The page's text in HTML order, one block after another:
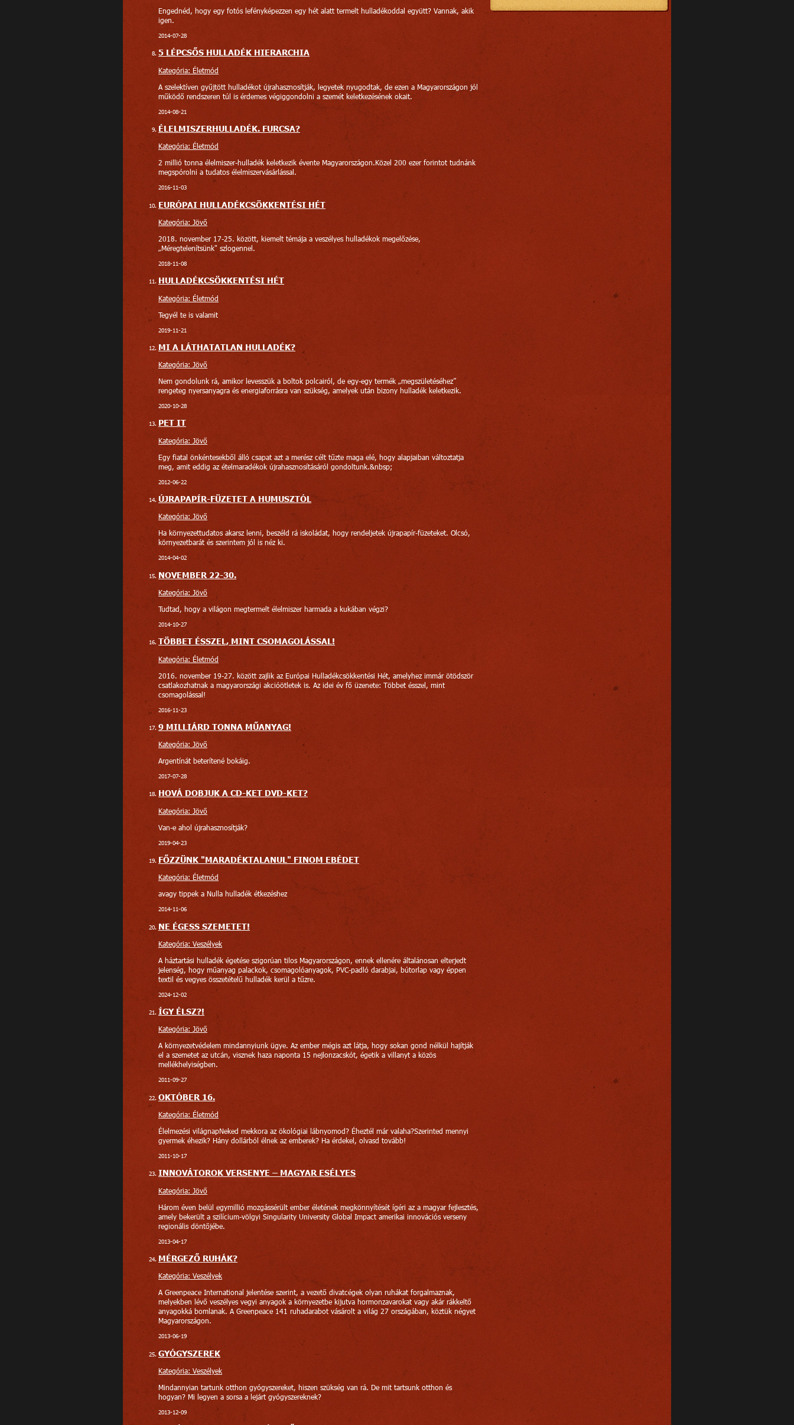
Engednéd, hogy egy fotós lefényképezzen egy hét alatt termelt hulladékoddal együtt? Vannak, akik
igen.
2014-07-28
5 LÉPCSŐS HULLADÉK HIERARCHIA
Kategória: Életmód
A szelektíven gyűjtött hulladékot újrahasznosítják, legyetek nyugodtak, de ezen a Magyarországon jól
működő rendszeren túl is érdemes végiggondolni a szemét keletkezésének okait.
2014-08-21
ÉLELMISZERHULLADÉK. FURCSA?
Kategória: Életmód
2 millió tonna élelmiszer-hulladék keletkezik évente Magyarországon.Közel 200 ezer forintot tudnánk
megspórolni a tudatos élelmiszervásárlással.
2016-11-03
EURÓPAI HULLADÉKCSÖKKENTÉSI HÉT
Kategória: Jövő
2018. november 17-25. között, kiemelt témája a veszélyes hulladékok megelőzése,
„Méregtelenítsünk" szlogennel.
2018-11-08
HULLADÉKCSÖKKENTÉSI HÉT
Kategória: Életmód
Tegyél te is valamit
2019-11-21
MI A LÁTHATATLAN HULLADÉK?
Kategória: Jövő
Nem gondolunk rá, amikor levesszük a boltok polcairól, de egy-egy termék „megszületéséhez”
rengeteg nyersanyagra és energiaforrásra van szükség, amelyek után bizony hulladék keletkezik.
2020-10-28
PET IT
Kategória: Jövő
Egy fiatal önkéntesekből álló csapat azt a merész célt tűzte maga elé, hogy alapjaiban változtatja
meg, amit eddig az ételmaradékok újrahasznosításáról gondoltunk.&nbsp;
2012-06-22
ÚJRAPAPÍR-FÜZETET A HUMUSZTÓL
Kategória: Jövő
Ha környezettudatos akarsz lenni, beszéld rá iskoládat, hogy rendeljetek újrapapír-füzeteket. Olcsó,
környezetbarát és szerintem jól is néz ki.
2014-04-02
NOVEMBER 22-30.
Kategória: Jövő
Tudtad, hogy a világon megtermelt élelmiszer harmada a kukában végzi?
2014-10-27
TÖBBET ÉSSZEL, MINT CSOMAGOLÁSSAL!
Kategória: Életmód
2016. november 19-27. között zajlik az Európai Hulladékcsökkentési Hét, amelyhez immár ötödször
csatlakozhatnak a magyarországi akcióötletek is. Az idei év fő üzenete: Többet ésszel, mint
csomagolással!
2016-11-23
9 MILLIÁRD TONNA MŰANYAG!
Kategória: Jövő
Argentínát beterítené bokáig.
2017-07-28
HOVÁ DOBJUK A CD-KET DVD-KET?
Kategória: Jövő
Van-e ahol újrahasznosítják?
2019-04-23
FŐZZÜNK "MARADÉKTALANUL" FINOM EBÉDET
Kategória: Életmód
avagy tippek a Nulla hulladék étkezéshez
2014-11-06
NE ÉGESS SZEMETET!
Kategória: Veszélyek
A háztartási hulladék égetése szigorúan tilos Magyarországon, ennek ellenére általánosan elterjedt
jelenség, hogy műanyag palackok, csomagolóanyagok, PVC-padló darabjai, bútorlap vagy éppen
textil és vegyes összetételű hulladék kerül a tűzre.
2024-12-02
ÍGY ÉLSZ?!
Kategória: Jövő
A környezetvédelem mindannyiunk ügye. Az ember mégis azt látja, hogy sokan gond nélkül hajítják
el a szemetet az utcán, visznek haza naponta 15 nejlonzacskót, égetik a villanyt a közös
mellékhelyiségben.
2011-09-27
OKTÓBER 16.
Kategória: Életmód
Élelmezési világnapNeked mekkora az ökológiai lábnyomod? Éheztél már valaha?Szerinted mennyi
gyermek éhezik? Hány dollárból élnek az emberek? Ha érdekel, olvasd tovább!
2011-10-17
INNOVÁTOROK VERSENYE – MAGYAR ESÉLYES
Kategória: Jövő
Három éven belül egymillió mozgássérült ember életének megkönnyítését ígéri az a magyar fejlesztés,
amely bekerült a szilícium-völgyi Singularity University Global Impact amerikai innovációs verseny
regionális döntőjébe.
2013-04-17
MÉRGEZŐ RUHÁK?
Kategória: Veszélyek
A Greenpeace International jelentése szerint, a vezető divatcégek olyan ruhákat forgalmaznak,
melyekben lévő veszélyes vegyi anyagok a környezetbe kijutva hormonzavarokat vagy akár rákkeltő
anyagokká bomlanak. A Greenpeace 141 ruhadarabot vásárolt a világ 27 országában, köztük négyet
Magyarországon.
2013-06-19
GYÓGYSZEREK
Kategória: Veszélyek
Mindannyian tartunk otthon gyógyszereket, hiszen szükség van rá. De mit tartsunk otthon és
hogyan? Mi legyen a sorsa a lejárt gyógyszereknek?
2013-12-09